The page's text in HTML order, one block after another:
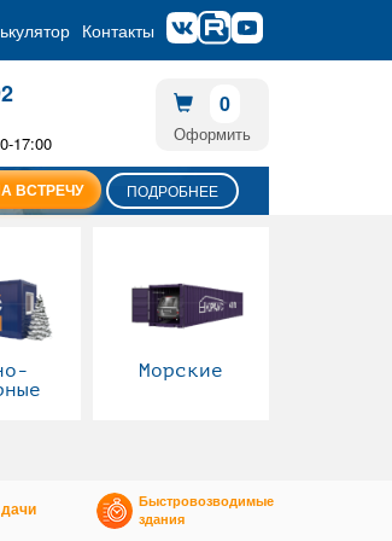
Контакты
17:00
0
Оформить
ВСТРЕЧУ ПОДРОБНЕЕ
Морские
Быстровозводимые
здания